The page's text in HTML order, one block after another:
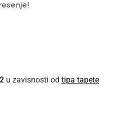
u zavisnosti od tipa tapete